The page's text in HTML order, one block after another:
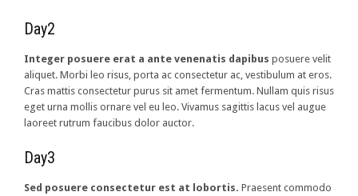
Day2
Integer posuere erat a ante venenatis dapibus posuere velit
aliquet. Morbi leo risus, porta ac consectetur ac, vestibulum at eros.
Cras mattis consectetur purus sit amet fermentum. Nullam quis risus
eget urna mollis ornare vel eu leo. Vivamus sagittis lacus vel augue
laoreet rutrum faucibus dolor auctor.
Day3
Sed posuere consectetur est at lobortis. Praesent commodo